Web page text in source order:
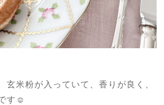
玄米粉が入っていて、香りが良く、
す☺️